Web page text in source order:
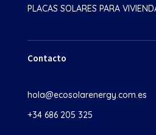
PLACAS SOLARES PARA
Contacto
hola@ecosolarenergy.com.es
+34 686 205 325